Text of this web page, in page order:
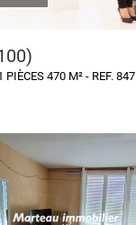
PIÈCES 470 M² - REF. 847